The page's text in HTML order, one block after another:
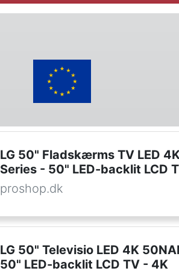
LG 50" Fladskærms TV LED
Series - 50" LED-backlit LCD
proshop.dk
LG 50" Televisio LED 4K
50" LED-backlit LCD TV - 4K